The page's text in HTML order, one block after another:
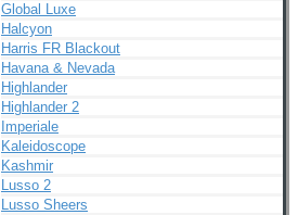
Global Luxe
Halcyon
Harris FR Blackout
Havana & Nevada
Highlander
Highlander 2
Imperiale
Kaleidoscope
Kashmir
Lusso 2
Lusso Sheers